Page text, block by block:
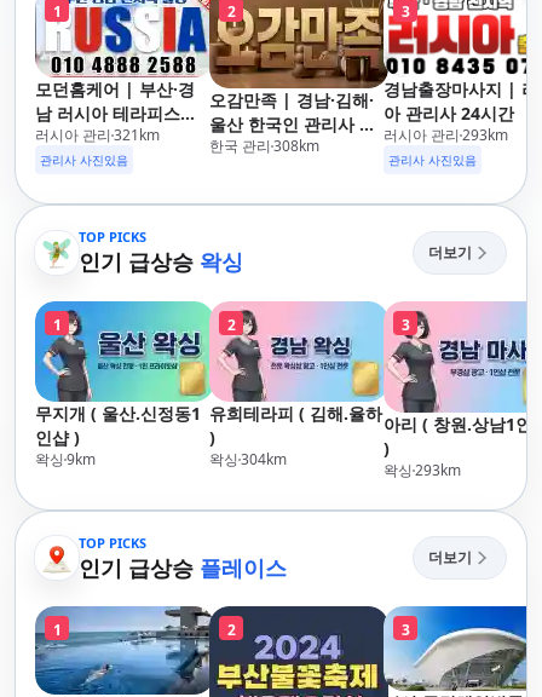
1
모던홈케어 | 부산·경
남 러시아 테라피스트
방문 마사지
러시아 관리 321km
관리사 사진있음
2
오감만족 | 경남·김해·
울산 한국인 관리사 출
장마사지
한국 관리 308km
3
경남출장마사지 | 러
아 관리사 24시간
러시아 관리 293km
관리사 사진있음
TOP PICKS
인기 급상승 왁싱 더보기
1
무지개 ( 울산.신정동1
인샵 )
왁싱9km
2
유희테라피 ( 김해.율하
)
왁싱304km
3
아리 ( 창원.상남1인
)
왁싱293km
TOP PICKS
인기 급상승 플레이스 더보기
1 2 3